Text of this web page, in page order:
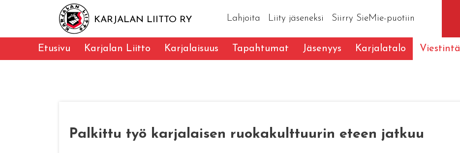
KARJALAN LIITTO RY Lahjoita Liity jäseneksi Siirry SieMie-puotiin
Etusivu Karjalan Liitto Karjalaisuus Tapahtumat Jäsenyys Karjalatalo Viestintä
Palkittu työ karjalaisen ruokakulttuurin eteen jatkuu